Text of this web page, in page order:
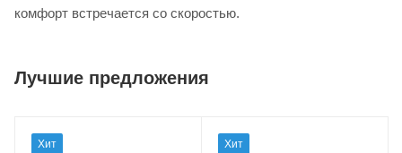
комфорт встречается со скоростью.
Лучшие предложения
Хит Хит